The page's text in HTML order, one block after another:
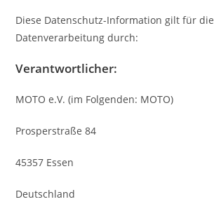
Diese Datenschutz-Information gilt für die
Datenverarbeitung durch:
Verantwortlicher:
MOTO e.V. (im Folgenden: MOTO)
Prosperstraße 84
45357 Essen
Deutschland